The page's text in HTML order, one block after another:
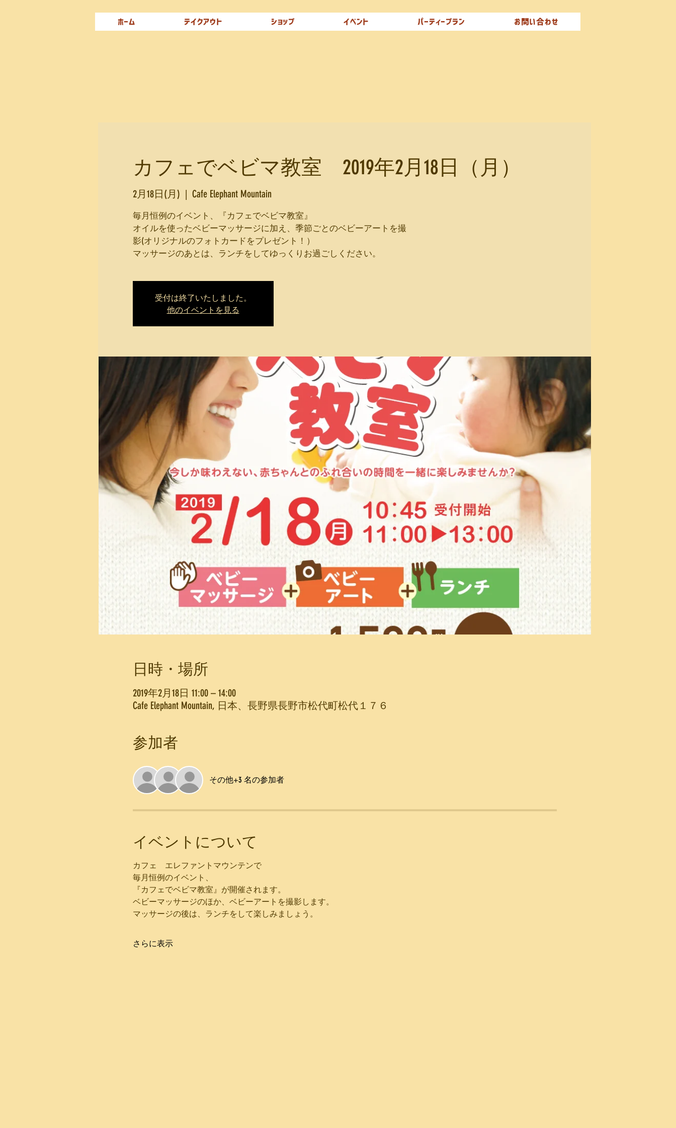
ホーム テイクアウト ショップ イベント パーティープラン お問い合わせ
カフェでベビマ教室 2019年2月18日（月）
2月18日(月)
  |
Cafe Elephant Mountain
毎月恒例のイベント、『カフェでベビマ教室』
オイルを使ったベビーマッサージに加え、季節ごとのベビーアートを撮
影(オリジナルのフォトカードをプレゼント！）
マッサージのあとは、ランチをしてゆっくりお過ごしください。
受付は終了いたしました。
他のイベントを見る
日時・場所
2019年2月18日 11:00 – 14:00
Cafe Elephant Mountain, 日本、長野県長野市松代町松代１７６
参加者
その他+3 名の参加者
イベントについて
カフェ　エレファントマウンテンで
さらに表示